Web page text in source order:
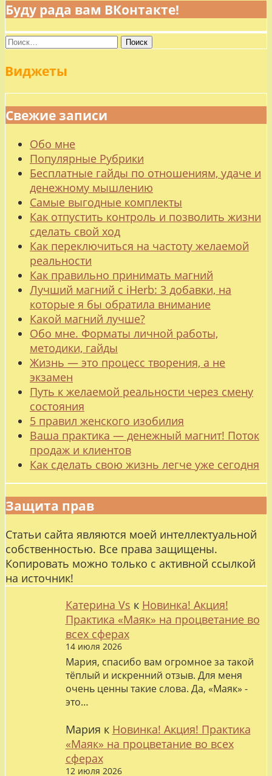
Буду рада вам ВКонтакте!
Найти:
Виджеты
Свежие записи
Обо мне
Популярные Рубрики
Бесплатные гайды по отношениям, удаче и
денежному мышлению
Самые выгодные комплекты
Как отпустить контроль и позволить жизни
сделать свой ход
Как переключиться на частоту желаемой
реальности
Как правильно принимать магний
Лучший магний с iHerb: 3 добавки, на
которые я бы обратила внимание
Какой магний лучше?
Обо мне. Форматы личной работы,
методики, гайды
Жизнь — это процесс творения, а не
экзамен
Путь к желаемой реальности через смену
состояния
5 правил женского изобилия
Ваша практика — денежный магнит! Поток
продаж и клиентов
Как сделать свою жизнь легче уже сегодня
Защита прав
Статьи сайта являются моей интеллектуальной
собственностью. Все права защищены.
Копировать можно только с активной ссылкой
на источник!
Катерина Vs к Новинка! Акция!
Практика «Маяк» на процветание во
всех сферах
14 июля 2026
Мария, спасибо вам огромное за такой
тёплый и искренний отзыв. Для меня
очень ценны такие слова. Да, «Маяк» -
это…
Мария к Новинка! Акция! Практика
«Маяк» на процветание во всех
сферах
12 июля 2026